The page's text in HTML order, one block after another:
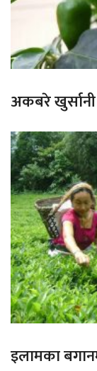
अकबरे खुर्सानी
इलामका